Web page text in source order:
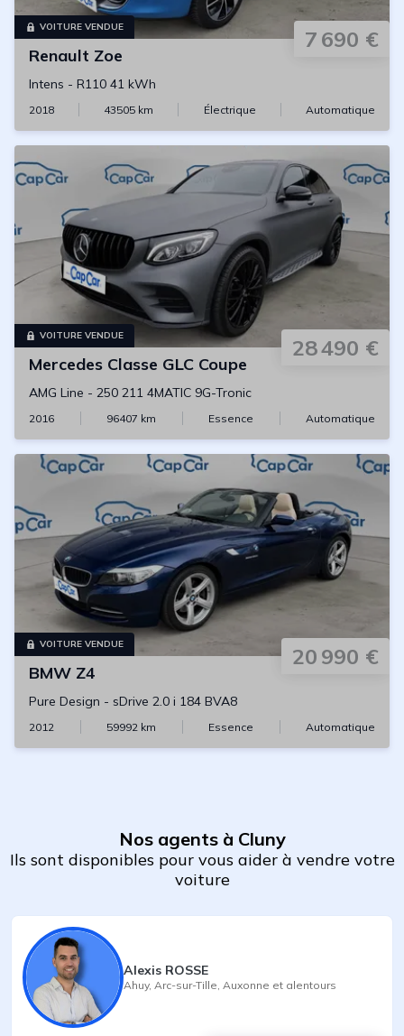
VOITURE VENDUE 7 690 €
Renault Zoe
Intens - R110 41 kWh
2018 43505 km Électrique Automatique
VOITURE VENDUE 28 490 €
Mercedes Classe GLC Coupe
AMG Line - 250 211 4MATIC 9G-Tronic
2016 96407 km Essence Automatique
VOITURE VENDUE 20 990 €
BMW Z4
Pure Design - sDrive 2.0 i 184 BVA8
2012 59992 km Essence Automatique
Nos agents à Cluny
Ils sont disponibles pour vous aider à vendre votre
voiture
Alexis ROSSE
Ahuy, Arc-sur-Tille Auxonne et alentours